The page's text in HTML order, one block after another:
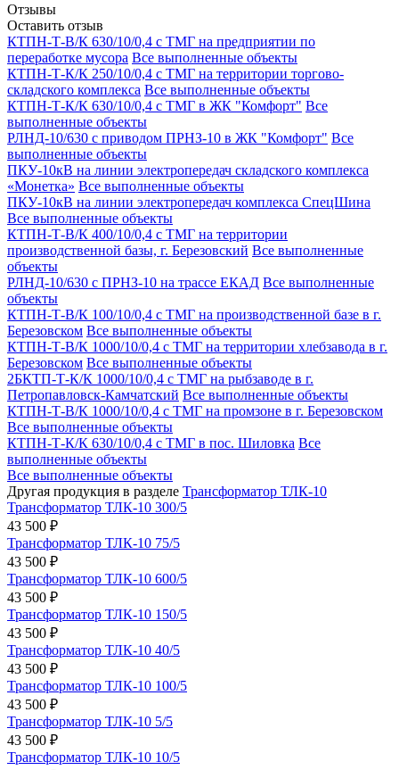
Отзывы
Оставить отзыв
КТПН-Т-В/К 630/10/0,4 с ТМГ на предприятии по
переработке мусора Все выполненные объекты
КТПН-Т-К/К 250/10/0,4 с ТМГ на территории торгово-
складского комплекса Все выполненные объекты
КТПН-Т-К/К 630/10/0,4 с ТМГ в ЖК "Комфорт" Все
выполненные объекты
РЛНД-10/630 с приводом ПРНЗ-10 в ЖК "Комфорт" Все
выполненные объекты
ПКУ-10кВ на линии электропередач складского комплекса
«Монетка» Все выполненные объекты
ПКУ-10кВ на линии электропередач комплекса СпецШина
Все выполненные объекты
КТПН-Т-В/К 400/10/0,4 с ТМГ на территории
производственной базы, г. Березовский Все выполненные
объекты
РЛНД-10/630 с ПРНЗ-10 на трассе ЕКАД Все выполненные
объекты
КТПН-Т-В/К 100/10/0,4 с ТМГ на производственной базе в г.
Березовском Все выполненные объекты
КТПН-Т-В/К 1000/10/0,4 с ТМГ на территории хлебзавода в г.
Березовском Все выполненные объекты
2БКТП-Т-К/К 1000/10/0,4 с ТМГ на рыбзаводе в г.
Петропавловск-Камчатский Все выполненные объекты
КТПН-Т-В/К 1000/10/0,4 с ТМГ на промзоне в г. Березовском
Все выполненные объекты
КТПН-Т-К/К 630/10/0,4 с ТМГ в пос. Шиловка Все
выполненные объекты
Все выполненные объекты
Другая продукция в разделе Трансформатор ТЛК-10
Трансформатор ТЛК-10 300/5
43 500 ₽
Трансформатор ТЛК-10 75/5
43 500 ₽
Трансформатор ТЛК-10 600/5
43 500 ₽
Трансформатор ТЛК-10 150/5
43 500 ₽
Трансформатор ТЛК-10 40/5
43 500 ₽
Трансформатор ТЛК-10 100/5
43 500 ₽
Трансформатор ТЛК-10 5/5
43 500 ₽
Трансформатор ТЛК-10 10/5